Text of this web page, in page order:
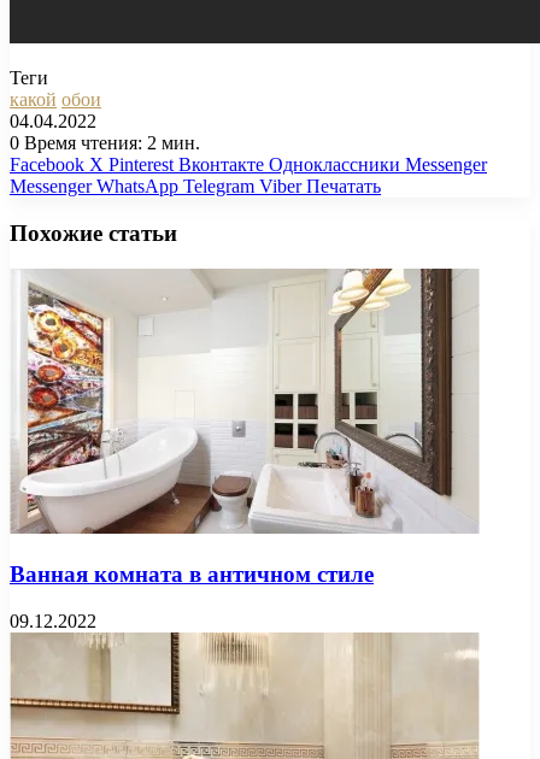
Теги
какой обои
04.04.2022
0 Время чтения: 2 мин.
Facebook X Pinterest Вконтакте Одноклассники Messenger
Messenger WhatsApp Telegram Viber Печатать
Похожие статьи
Ванная комната в античном стиле
09.12.2022